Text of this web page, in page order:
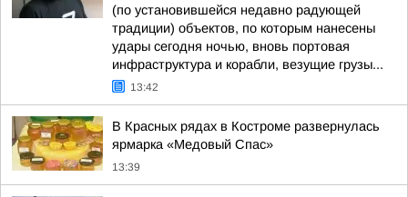
(по установившейся недавно радующей
традиции) объектов, по которым нанесены
удары сегодня ночью, вновь портовая
инфраструктура и корабли, везущие грузы...
13:42
В Красных рядах в Костроме развернулась
ярмарка «Медовый Спас»
13:39